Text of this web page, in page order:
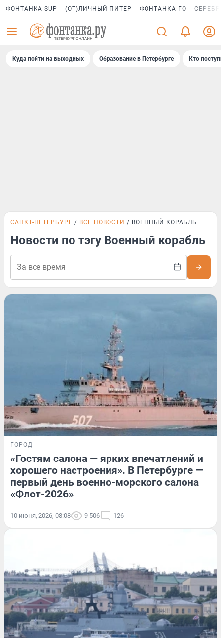
ФОНТАНКА SUP (ОТ)ЛИЧНЫЙ ПИТЕР ФОНТАНКА ГО
Куда пойти на выходных Образование в Петербурге Кто
САНКТ-ПЕТЕРБУРГ ВСЕ НОВОСТИ ВОЕННЫЙ КОРАБЛЬ
Новости по тэгу Военный корабль
ГОРОД
«Гостям салона — ярких впечатлений и
хорошего настроения». В Петербурге —
первый день военно-морского салона
«Флот-2026»
10 июня, 2026, 08:08 9 506 126